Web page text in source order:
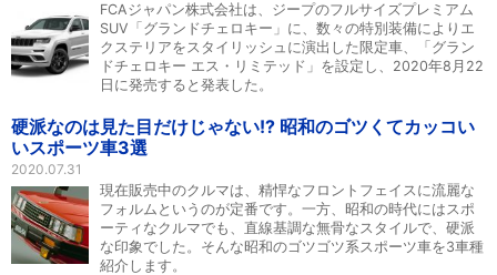
FCAジャパン株式会社は、ジープのフルサイズプレミアム
SUV「グランドチェロキー」に、数々の特別装備によりエ
クステリアをスタイリッシュに演出した限定車、「グラン
ドチェロキー エス・リミテッド」を設定し、2020年8月22
日に発売すると発表した。
硬派なのは見た目だけじゃない!? 昭和のゴツくてカッコい
いスポーツ車3選
2020.07.31
現在販売中のクルマは、精悍なフロントフェイスに流麗な
フォルムというのが定番です。一方、昭和の時代にはスポ
ーティなクルマでも、直線基調な無骨なスタイルで、硬派
な印象でした。そんな昭和のゴツゴツ系スポーツ車を3車種
紹介します。